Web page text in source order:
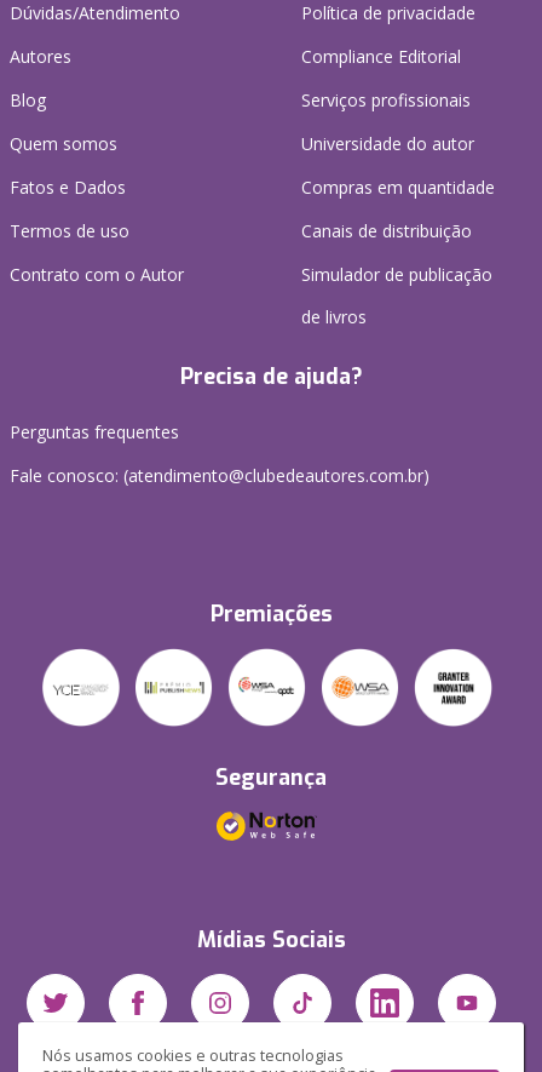
Nós usamos cookies e outras tecnologias
Dúvidas/Atendimento
Autores
Blog
Quem somos
Fatos e Dados
Termos de uso
Contrato com o Autor
Política de privacidade
Compliance Editorial
Serviços profissionais
Universidade do autor
Compras em quantidade
Canais de distribuição
Simulador de publicação
de livros
Precisa de ajuda?
Perguntas frequentes
Fale conosco: (atendimento@clubedeautores.com.br)
Premiações
Segurança
Mídias Sociais